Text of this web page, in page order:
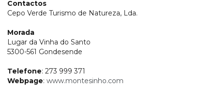
Contactos
Cepo Verde Turismo de Natureza, Lda.
Morada
Lugar da Vinha do Santo
5300-561 Gondesende
Telefone: 273 999 371
Webpage: www.montesinho.com